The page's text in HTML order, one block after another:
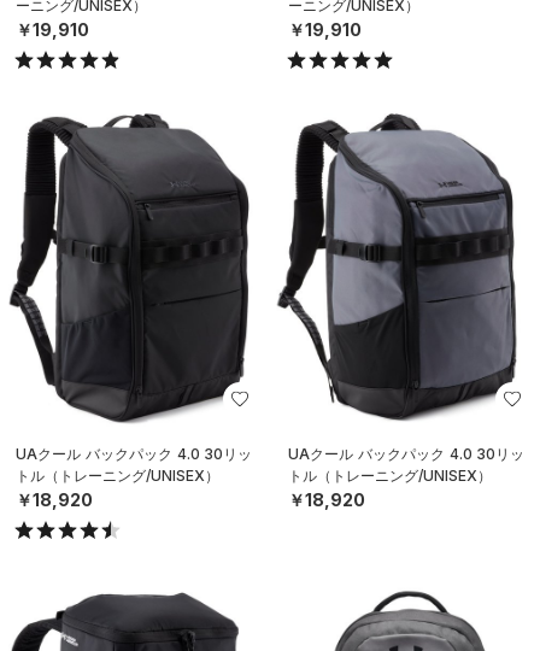
ーニング/UNISEX）
￥19,910
ーニング/UNISEX）
￥19,910
UAクール バックパック 4.0 30リッ
トル（トレーニング/UNISEX）
￥18,920
UAクール バックパック 4.0 30リッ
トル（トレーニング/UNISEX）
￥18,920